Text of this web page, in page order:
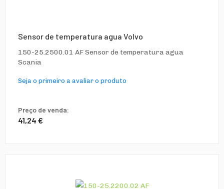
Sensor de temperatura agua Volvo
150-25.2500.01 AF Sensor de temperatura agua
Scania
Seja o primeiro a avaliar o produto
Preço de venda:
41,24 €